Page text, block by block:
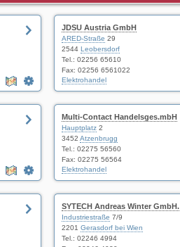
JDSU Austria GmbH
ARED-Straße 29
2544 Leobersdorf
Tel.: 02256 65610
Fax: 02256 6561022
Elektrohandel
Multi-Contact Handelsges.mbH
Hauptplatz2
3452 Atzenbrugg
Tel.: 02275 56560
Fax: 02275 56564
Elektrohandel
SYTECH Andreas Winter GmbH.
Industriestraße 7/9
2201 Gerasdorf bei Wien
Tel.: 02246 4994